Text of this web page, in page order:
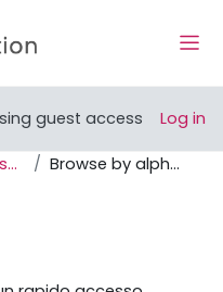
guest access Log in
Glossario Browse by alphabet